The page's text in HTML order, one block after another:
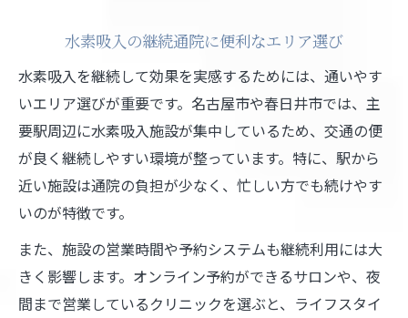
水素吸入の継続通院に便利なエリア選び
水素吸入を継続して効果を実感するためには、通いやす
いエリア選びが重要です。名古屋市や春日井市では、主
要駅周辺に水素吸入施設が集中しているため、交通の便
が良く継続しやすい環境が整っています。特に、駅から
近い施設は通院の負担が少なく、忙しい方でも続けやす
いのが特徴です。
また、施設の営業時間や予約システムも継続利用には大
きく影響します。オンライン予約ができるサロンや、夜
間まで営業しているクリニックを選ぶと、ライフスタイ